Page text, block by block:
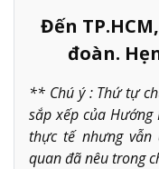
Đến
đoàn.
** Chú ý : Thứ tự
sắp xếp của
thực tế nhưng
quan đã nêu trong